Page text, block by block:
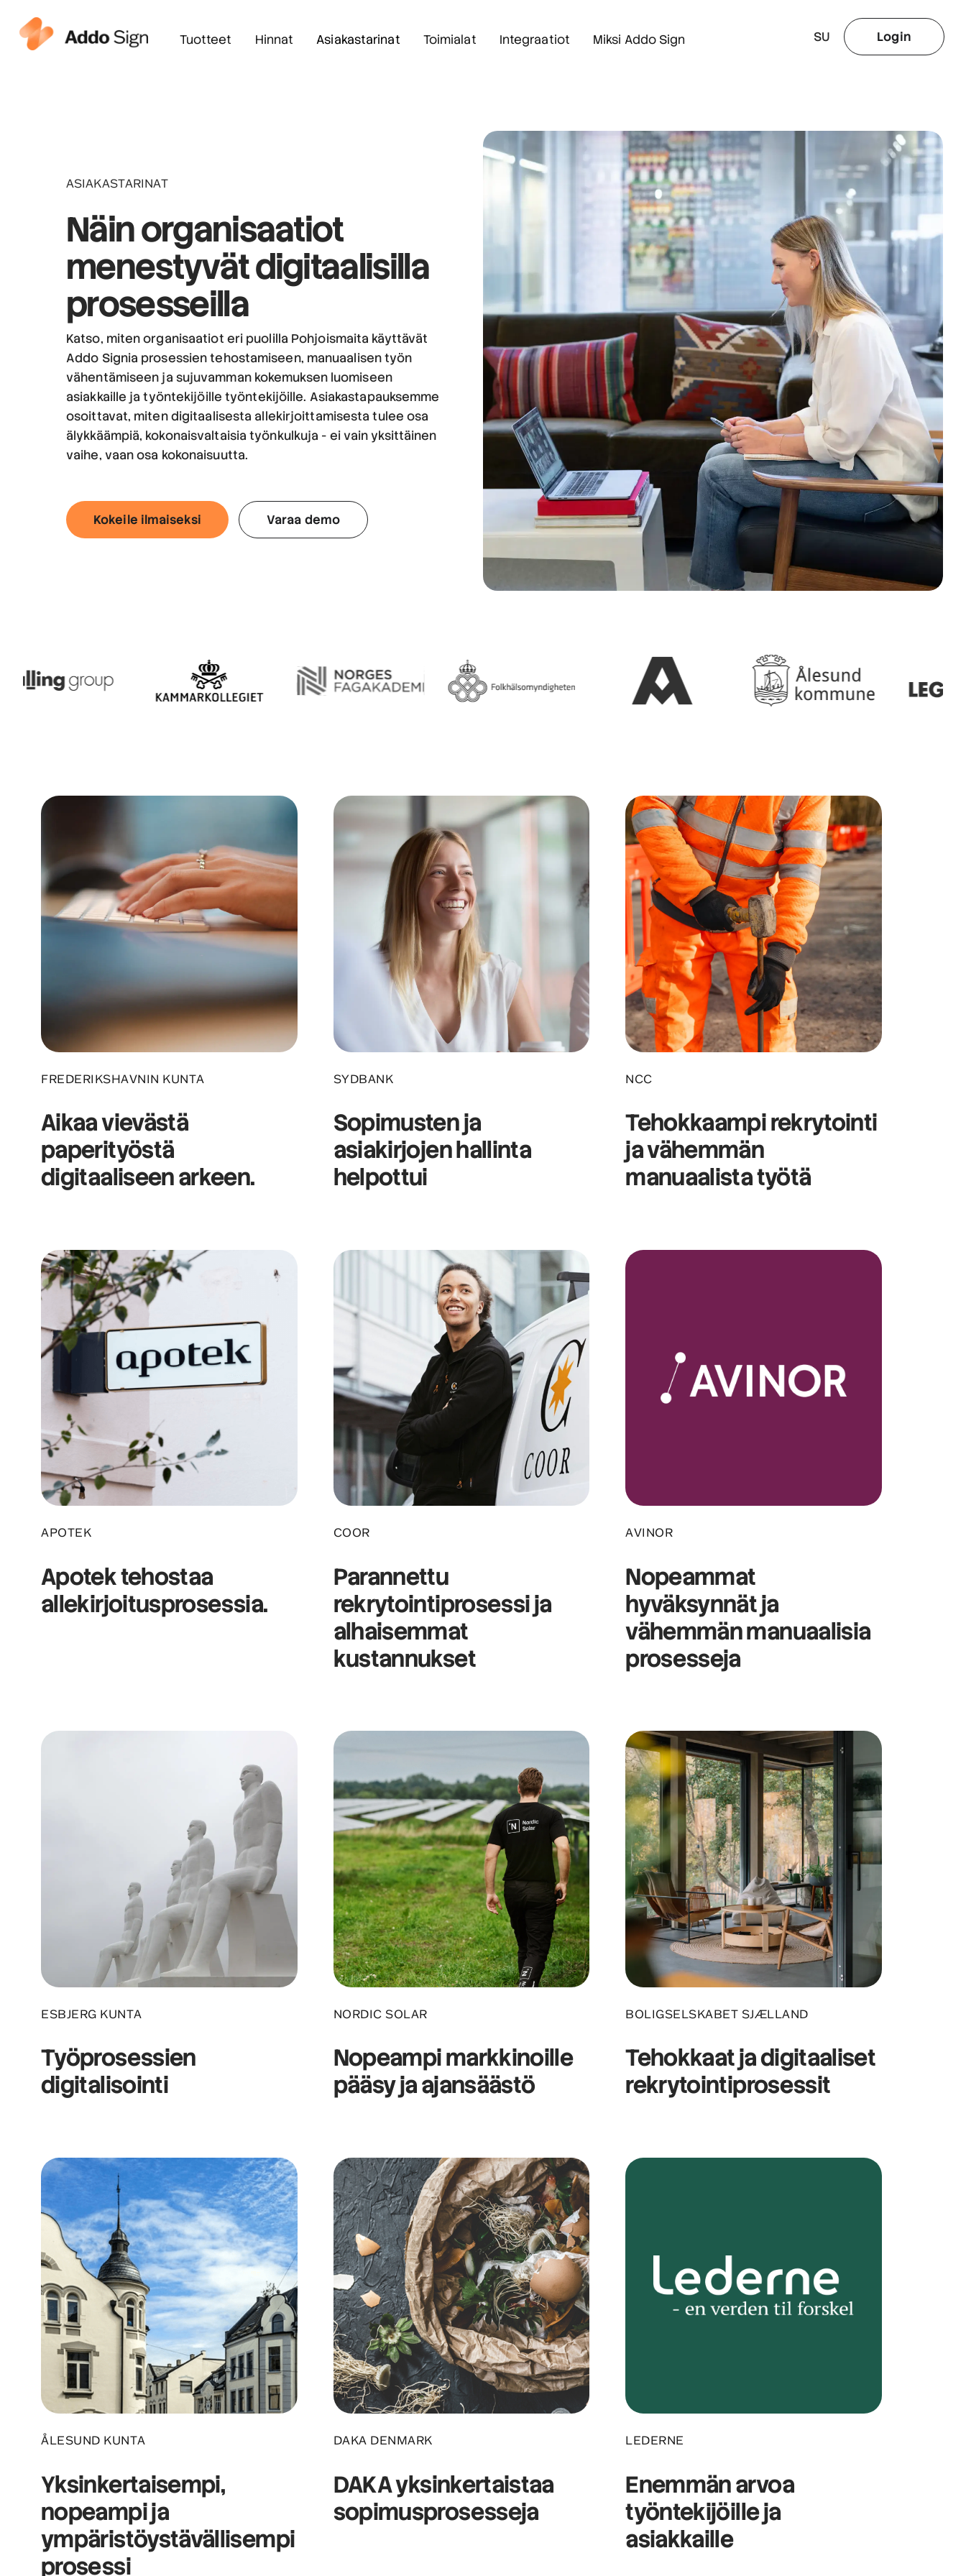
Tuotteet Hinnat Asiakastarinat Toimialat Integraatiot Miksi Addo Sign SU Login
ASIAKASTARINAT
Näin organisaatiot
menestyvät digitaalisilla
prosesseilla
Katso, miten organisaatiot eri puolilla Pohjoismaita käyttävät
Addo Signia prosessien tehostamiseen, manuaalisen työn
vähentämiseen ja sujuvamman kokemuksen luomiseen
asiakkaille ja työntekijöille työntekijöille. Asiakastapauksemme
osoittavat, miten digitaalisesta allekirjoittamisesta tulee osa
älykkäämpiä, kokonaisvaltaisia työnkulkuja - ei vain yksittäinen
vaihe, vaan osa kokonaisuutta.
Kokeile ilmaiseksi Varaa demo
FREDERIKSHAVNIN KUNTA
Aikaa vievästä
paperityöstä
digitaaliseen arkeen.
SYDBANK
Sopimusten ja
asiakirjojen hallinta
helpottui
NCC
Tehokkaampi rekrytointi
ja vähemmän
manuaalista työtä
APOTEK
Apotek tehostaa
allekirjoitusprosessia.
COOR
Parannettu
rekrytointiprosessi ja
alhaisemmat
kustannukset
AVINOR
Nopeammat
hyväksynnätja
vähemmän manuaalisia
prosesseja
ESBJERG KUNTA
Työprosessien
digitalisointi
NORDIC SOLAR
Nopeampi markkinoille
pääsy ja ajansäästö
BOLIGSELSKABET SJÆLLAND
Tehokkaat ja digitaaliset
rekrytointiprosessit
ÅLESUND KUNTA
Yksinkertaisempi,
nopeampi ja
ympäristöystävällisempi
prosessi
DAKA DENMARK
DAKAyksinkertaistaa
sopimusprosesseja
LEDERNE
Enemmän arvoa
työntekijöille ja
asiakkaille